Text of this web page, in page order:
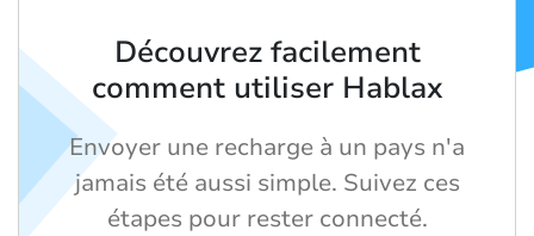
Découvrez facilement
comment utiliser Hablax
Envoyer une recharge à un pays n'a
jamais été aussi simple. Suivez ces
étapes pour rester connecté.